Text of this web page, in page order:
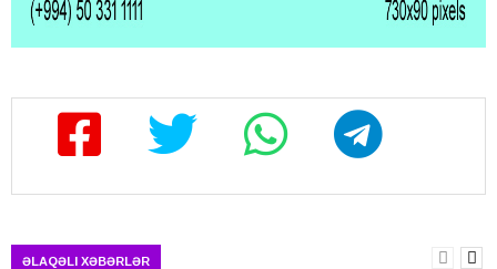
ƏLAQƏLI XƏBƏRLƏR